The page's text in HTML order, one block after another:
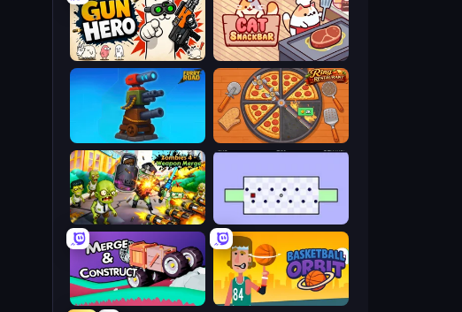
Cat Snack Bar
Gun Hero: Cat Survival
Ring Restaurant
Furry Road
World's Hardest Game
Zombies 4 Weapon Merge
Basketball Orbit
Merge & Construct